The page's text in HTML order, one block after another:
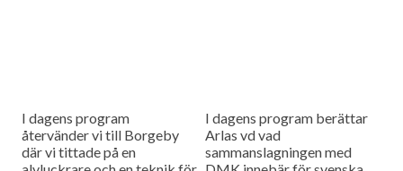
I dagens program
återvänder vi till Borgeby
där vi tittade på en
I dagens program berättar
Arlas vd vad
sammanslagningen med